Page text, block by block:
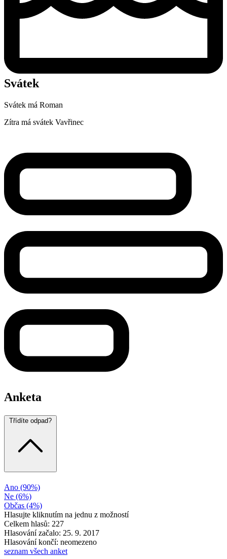
Svátek
Svátek má Roman
Zítra má svátek Vavřinec
Anketa
Třídíte odpad?
Ano (90%)
Ne (6%)
Občas (4%)
Hlasujte kliknutím na jednu z možností
Celkem hlasů: 227
Hlasování začalo: 25. 9. 2017
Hlasování končí: neomezeno
seznam všech anket